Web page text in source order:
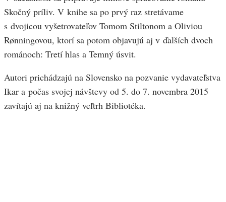
Skočný príliv. V knihe sa po prvý raz stretávame
s dvojicou vyšetrovateľov Tomom Stiltonom a Oliviou
Rønningovou, ktorí sa potom objavujú aj v ďalších dvoch
románoch: Tretí hlas a Temný úsvit.
Autori prichádzajú na Slovensko na pozvanie vydavateľstva
Ikar a počas svojej návštevy od 5. do 7. novembra 2015
zavítajú aj na knižný veľtrh Bibliotéka.